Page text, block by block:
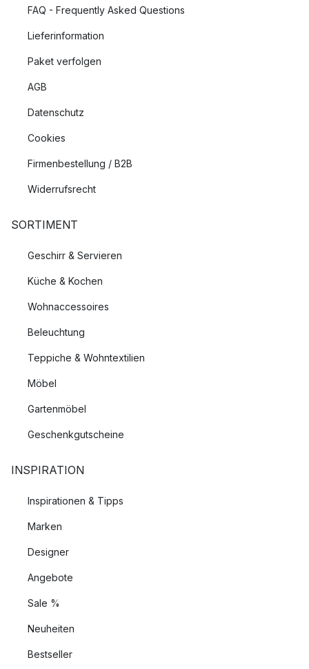
FAQ - Frequently Asked Questions
Lieferinformation
Paket verfolgen
AGB
Datenschutz
Cookies
Firmenbestellung / B2B
Widerrufsrecht
SORTIMENT
Geschirr & Servieren
Küche & Kochen
Wohnaccessoires
Beleuchtung
Teppiche & Wohntextilien
Möbel
Gartenmöbel
Geschenkgutscheine
INSPIRATION
Inspirationen & Tipps
Marken
Designer
Angebote
Sale %
Neuheiten
Bestseller